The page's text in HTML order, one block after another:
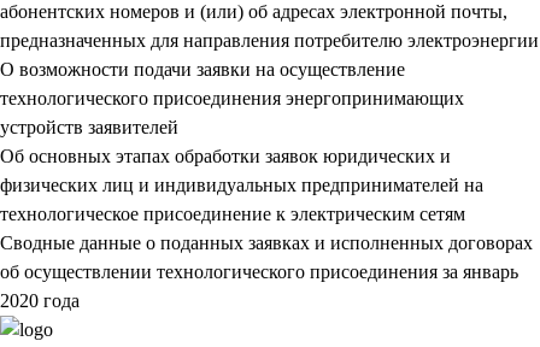
абонентских номеров и (или) об адресах электронной почты,
предназначенных для направления потребителю электроэнергии
О возможности подачи заявки на осуществление
технологического присоединения энергопринимающих
устройств заявителей
Об основных этапах обработки заявок юридических и
физических лиц и индивидуальных предпринимателей на
технологическое присоединение к электрическим сетям
Сводные данные о поданных заявках и исполненных договорах
об осуществлении технологического присоединения за январь
2020 года